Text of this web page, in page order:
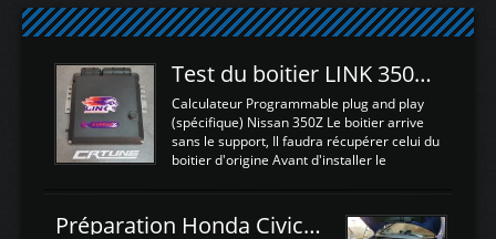
Test du boitier LINK 350Z Plugin ECU
Calculateur Programmable plug and play
(spécifique) Nissan 350Z Le boitier arrive
sans le support, Il faudra récupérer celui du
boitier d'origine Avant d'installer le
d'envoyer l'information de la large bande
dans le boitier. sydney sweeney deepfake
Préparation Honda Civic Type R FK2